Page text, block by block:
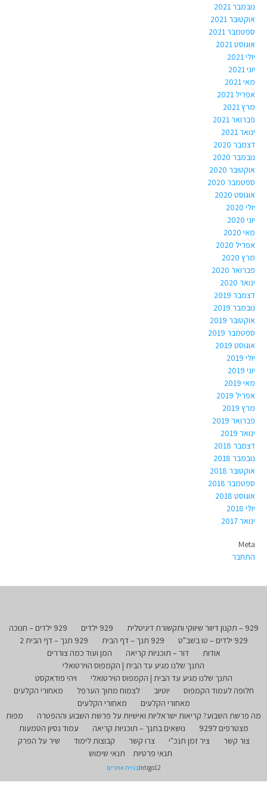
נובמבר 2021
אוקטובר 2021
ספטמבר 2021
אוגוסט 2021
יולי 2021
יוני 2021
מאי 2021
אפריל 2021
מרץ 2021
פברואר 2021
ינואר 2021
דצמבר 2020
נובמבר 2020
אוקטובר 2020
ספטמבר 2020
אוגוסט 2020
יולי 2020
יוני 2020
מאי 2020
אפריל 2020
מרץ 2020
פברואר 2020
ינואר 2020
דצמבר 2019
נובמבר 2019
אוקטובר 2019
ספטמבר 2019
אוגוסט 2019
יולי 2019
יוני 2019
מאי 2019
אפריל 2019
מרץ 2019
פברואר 2019
ינואר 2019
דצמבר 2018
נובמבר 2018
אוקטובר 2018
ספטמבר 2018
אוגוסט 2018
יולי 2018
ינואר 2017
Meta
התחבר
929 – תקנון דיוור שיווקי ותקשורת דיגיטלית 929 ילדים
929 ילדים – חנוכה
929 ילדים – טו בשב"ט
929 תנך – דף הבית
929 תנך – דף הבית 2
אודות
דור – תוכניות קריאה
המן ועוד כמה צוררים
התנך שלנו מגיע עד הבית | הקמפוס הוירטואלי
התנך שלנו מגיע עד הבית | הקמפוס הוירטואלי
ויהי פודאקסט
חלופה לעמוד הקמפוס
יוטיוב לצמוח מתוך הערפל
מאחורי הקלעים
מאחורי הקלעים
מאחורי הקלעים
מה פרשת השבוע? קריאות ישראליות ואישיות על פרשת השבוע וההפטרה
מפות
מצטרפים ל929
נושאים בתנך – תוכניות קריאה
עמוד נסיון הטמעות
צור קשר
ציר זמן תנכ"י צרו קשר קבוצות לימוד
שיר על הפרק
תנאי פרטיות
תנאי שימוש
Intigo12בניית אתרים